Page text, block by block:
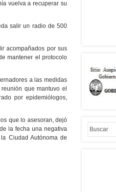
vuelva a recuperar su
salir un radio de 500
acompañados por sus
mantener el protocolo
a las medidas
que mantuvo el
por epidemiólogos,
que lo asesoran, dejó
la fecha una negativa
Ciudad Autónoma de